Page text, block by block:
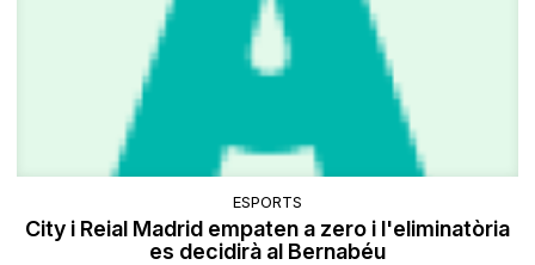
ESPORTS
City i Reial Madrid empaten a zero i l'eliminatòria
es decidirà al Bernabéu